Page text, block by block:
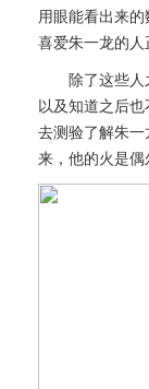
用眼能看出来的
喜爱朱一龙的人
除了这些人之
以及知道之后
去测验了解朱
来，他的火是偶